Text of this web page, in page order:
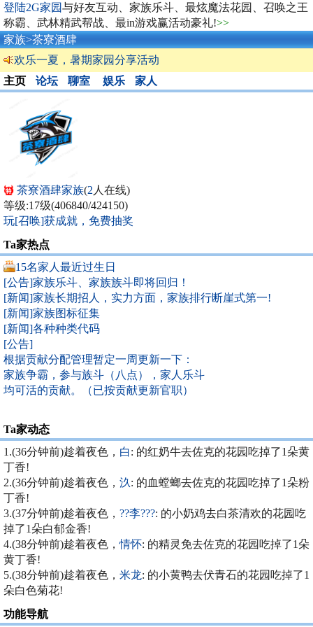
登陆2G家园与好友互动、家族乐斗、最炫魔法花园、召唤之王
称霸、武林精武帮战、最in游戏赢活动豪礼!>>
家族>茶寮酒肆
欢乐一夏，暑期家园分享活动
主页
论坛 聊室 娱乐 家人
茶寮酒肆家族(2 人在线)
等级:17级(406840/424150)
玩[召唤]获成就，免费抽奖
Ta家热点
15名家人最近过生日
[公告]家族乐斗、家族族斗即将回归！
[新闻]家族长期招人，实力方面，家族排行断崖式第一!
[新闻]家族图标征集
[新闻]各种种类代码
[公告]
根据贡献分配管理暂定一周更新一下：
家族争霸，参与族斗（八点），家人乐斗
均可活的贡献。（已按贡献更新官职）
Ta家动态
1.(36分钟前)趁着夜色， 白: 的红奶牛去佐克的花园吃掉了1朵黄
丁香!
2.(36分钟前)趁着夜色， 汣: 的血螳螂去佐克的花园吃掉了1朵粉
丁香!
3.(37分钟前)趁着夜色， ??李???: 的小奶鸡去白茶清欢的花园吃
掉了1朵白郁金香!
4.(38分钟前)趁着夜色，情怀: 的精灵免去佐克的花园吃掉了1朵
黄丁香!
5.(38分钟前)趁着夜色， 米龙: 的小黄鸭去伏青石的花园吃掉了1
朵白色菊花!
功能导航